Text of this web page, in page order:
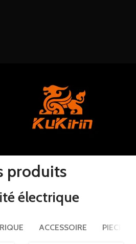
produits
électrique
ACCESSOIRE PIECE